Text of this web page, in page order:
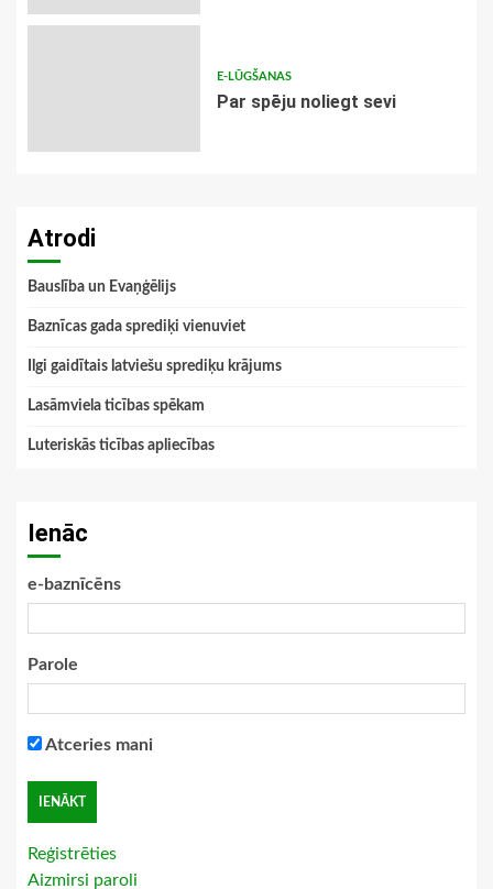
E-LŪGŠANAS
Par spēju noliegt sevi
Atrodi
Bauslība un Evaņģēlijs
Baznīcas gada sprediķi vienuviet
Ilgi gaidītais latviešu sprediķu krājums
Lasāmviela ticības spēkam
Luteriskās ticības apliecības
Ienāc
e-baznīcēns
Parole
Atceries mani
Reģistrēties
Aizmirsi paroli